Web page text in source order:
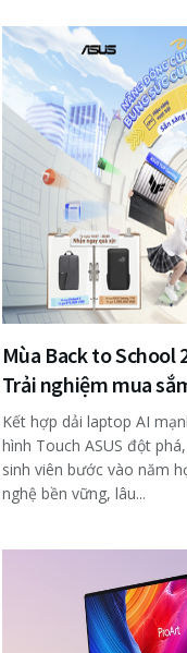
Mùa Back to School
Trải nghiệm mua
Kết hợp dải laptop AI
hình Touch ASUS đột
sinh viên bước vào năm
nghệ bền vững, lâu...